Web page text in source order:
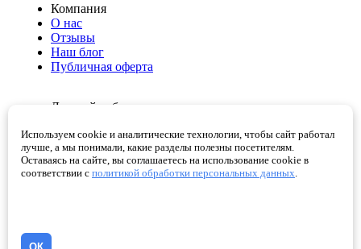
Компания
О нас
Отзывы
Наш блог
Публичная оферта
Личный кабинет
Избранное
Корзина
Проверенные поставщики
Написать директору
Используем cookie и аналитические технологии, чтобы сайт работал
лучше, а мы понимали, какие разделы полезны посетителям.
Оставаясь на сайте, вы соглашаетесь на использование cookie в
соответствии с политикой обработки персональных данных.